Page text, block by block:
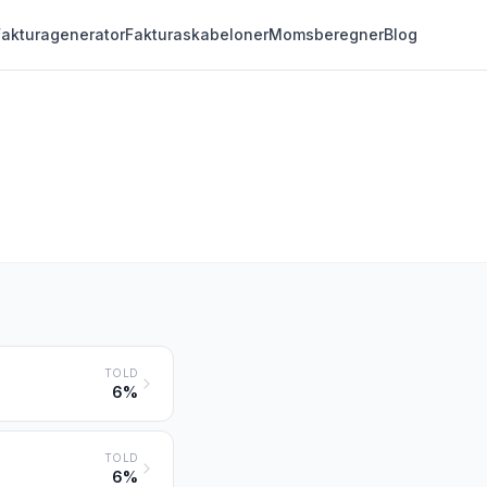
FakturaskabelonerMomsberegnerBlog
TOLD
6%
TOLD
6%